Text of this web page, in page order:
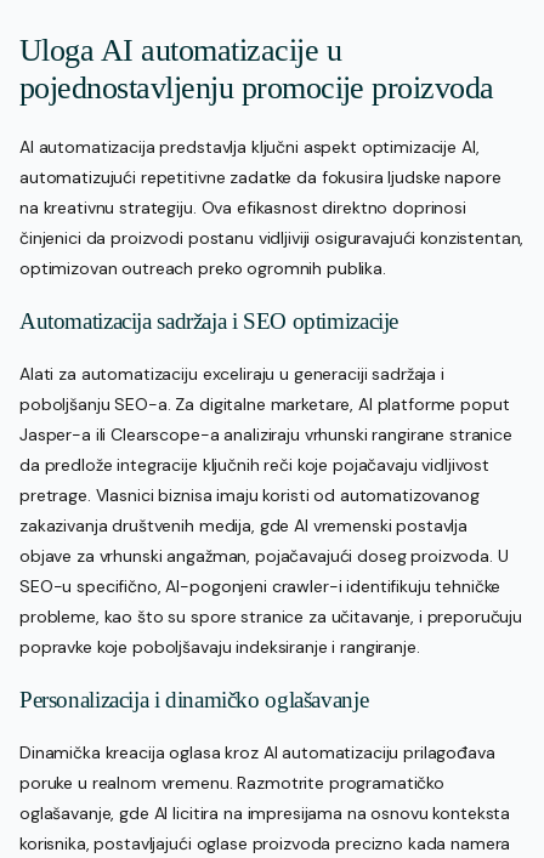
Uloga AI automatizacije u
pojednostavljenju promocije proizvoda
AI automatizacija predstavlja ključni aspekt optimizacije AI,
automatizujući repetitivne zadatke da fokusira ljudske napore
na kreativnu strategiju. Ova efikasnost direktno doprinosi
činjenici da proizvodi postanu vidljiviji osiguravajući konzistentan,
optimizovan outreach preko ogromnih publika.
Automatizacija sadržaja i SEO optimizacije
Alati za automatizaciju exceliraju u generaciji sadržaja i
poboljšanju SEO-a. Za digitalne marketare, AI platforme poput
Jasper-a ili Clearscope-a analiziraju vrhunski rangirane stranice
da predlože integracije ključnih reči koje pojačavaju vidljivost
pretrage. Vlasnici biznisa imaju koristi od automatizovanog
zakazivanja društvenih medija, gde AI vremenski postavlja
objave za vrhunski angažman, pojačavajući doseg proizvoda. U
SEO-u specifično, AI-pogonjeni crawler-i identifikuju tehničke
probleme, kao što su spore stranice za učitavanje, i preporučuju
popravke koje poboljšavaju indeksiranje i rangiranje.
Personalizacija i dinamičko oglašavanje
Dinamička kreacija oglasa kroz AI automatizaciju prilagođava
poruke u realnom vremenu. Razmotrite programatičko
oglašavanje, gde AI licitira na impresijama na osnovu konteksta
korisnika, postavljajući oglase proizvoda precizno kada namera